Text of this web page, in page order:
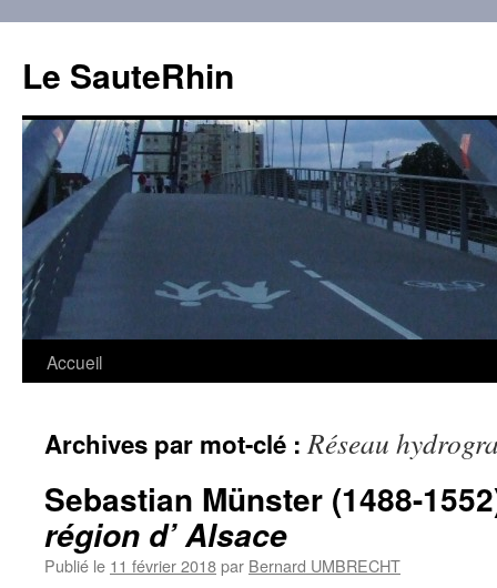
contenu
Le SauteRhin
Accueil
Archives par mot-clé :Réseau
Sebastian Münster (1488-
région d’ Alsace
Publié le 11 février 2018par Bernard UMBRECHT